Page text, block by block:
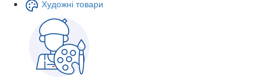
Художні товари